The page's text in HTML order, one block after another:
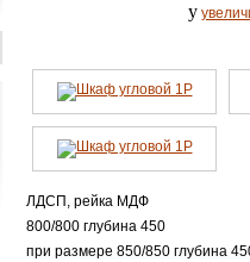
y
ЛДСП, рейка МДФ
800/800 глубина 450
при размере 850/850 глубина